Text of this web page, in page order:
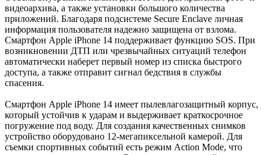
видеоархива, а также установки большого количества
приложений. Благодаря подсистеме Secure Enclave личная
информация пользователя надежно защищена от взлома.
Смартфон Apple iPhone 14 поддерживает функцию SOS. При
возникновении ДТП или чрезвычайных ситуаций телефон
автоматически наберет первый номер из списка быстрого
доступа, а также отправит сигнал бедствия в службы
спасения.
Смартфон Apple iPhone 14 имеет пылевлагозащитный корпус,
который устойчив к ударам и выдерживает краткосрочное
погружение под воду. Для создания качественных снимков
устройство оборудовано 12-мегапиксельной камерой. Для
съемки спортивных событий есть режим Action Mode, что